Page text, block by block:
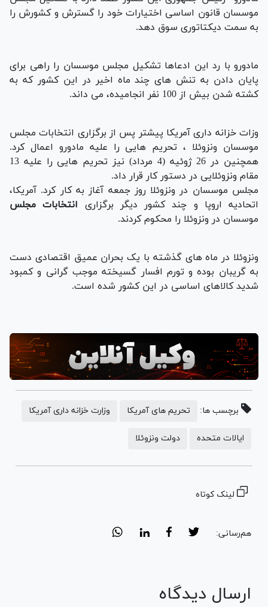
موسسان قانون اساسی اختیارات خود را گسترش و کشورش را
به سمت دیکتاتوری سوق دهد.
مادورو با رد این ادعاها تشکیل مجلس موسسان را راهی برای
پایان دادن به تنش های چند ماه اخیر در این کشور که به
کشته شدن بیش از 100 نفر انجامیده، می داند.
وزات خزانه داری آمریکا پیشتر پس از برگزاری انتخابات مجلس
موسسان ونزوئلا ، تحریم هایی را علیه مادورو اعمال کرد.
همچنین در 26 ژوئیه (4 مرداد) نیز تحریم هایی را علیه 13
مقام ونزوئلایی در دستور کار قرار داد.
مجلس موسسان در ونزوئلا روز جمعه آغاز به کار کرد. آمریکا،
اتحادیه اروپا و چند کشور دیگر برگزاری انتخابات مجلس
موسسان در ونزوئلا را محکوم کردند.
ونزوئلا در ماه های گذشته با یک بحران عمیق اقتصادی دست
به گریبان بوده و تورم افسار گسیخته موجب گرانی و کمبود
شدید کالاهای اساسی در این کشور شده است.
برچسب ها: تحریم های آمریکا وزارت خزانه داری آمریکا
ایالات متحده دولت ونزوئلا
لینک کوتاه
هم‌رسانی:
ارسال دیدگاه